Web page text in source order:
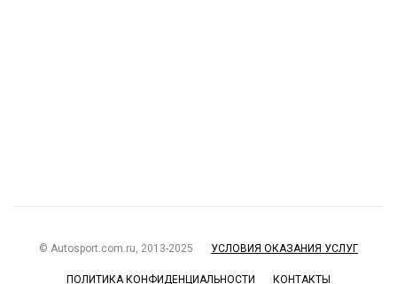
© Autosport.com.ru, 2013-2025 УСЛОВИЯ ОКАЗАНИЯ УСЛУГ
ПОЛИТИКА КОНФИДЕНЦИАЛЬНОСТИ КОНТАКТЫ